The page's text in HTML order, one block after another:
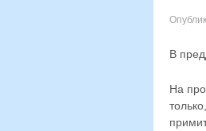
В
На